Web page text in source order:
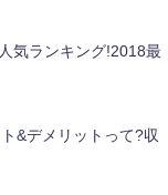
気ランキング!2018最
&デメリットって?収